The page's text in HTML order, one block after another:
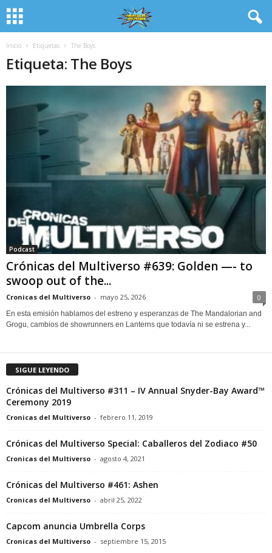
Inicio Etiquetas The Boys
Etiqueta: The Boys
Podcast
Crónicas del Multiverso #639: Golden —- to
swoop out of the...
Cronicas del Multiverso - mayo 25, 2026 0
En esta emisión hablamos del estreno y esperanzas de The Mandalorian and
Grogu, cambios de showrunners en Lanterns que todavía ni se estrena y...
SIGUE LEYENDO
Crónicas del Multiverso #311 – IV Annual Snyder-Bay Award™
Ceremony 2019
Cronicas del Multiverso - febrero 11, 2019
Crónicas del Multiverso Special: Caballeros del Zodiaco #50
Cronicas del Multiverso - agosto 4, 2021
Crónicas del Multiverso #461: Ashen
Cronicas del Multiverso - abril 25, 2022
Capcom anuncia Umbrella Corps
Cronicas del Multiverso - septiembre 15, 2015